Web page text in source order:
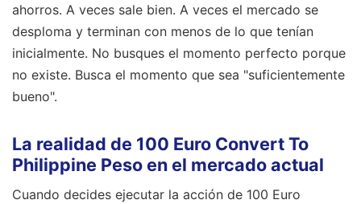
ahorros. A veces sale bien. A veces el mercado se
desploma y terminan con menos de lo que tenían
inicialmente. No busques el momento perfecto porque
no existe. Busca el momento que sea "suficientemente
bueno".
La realidad de 100 Euro Convert To
Philippine Peso en el mercado actual
Cuando decides ejecutar la acción de 100 Euro